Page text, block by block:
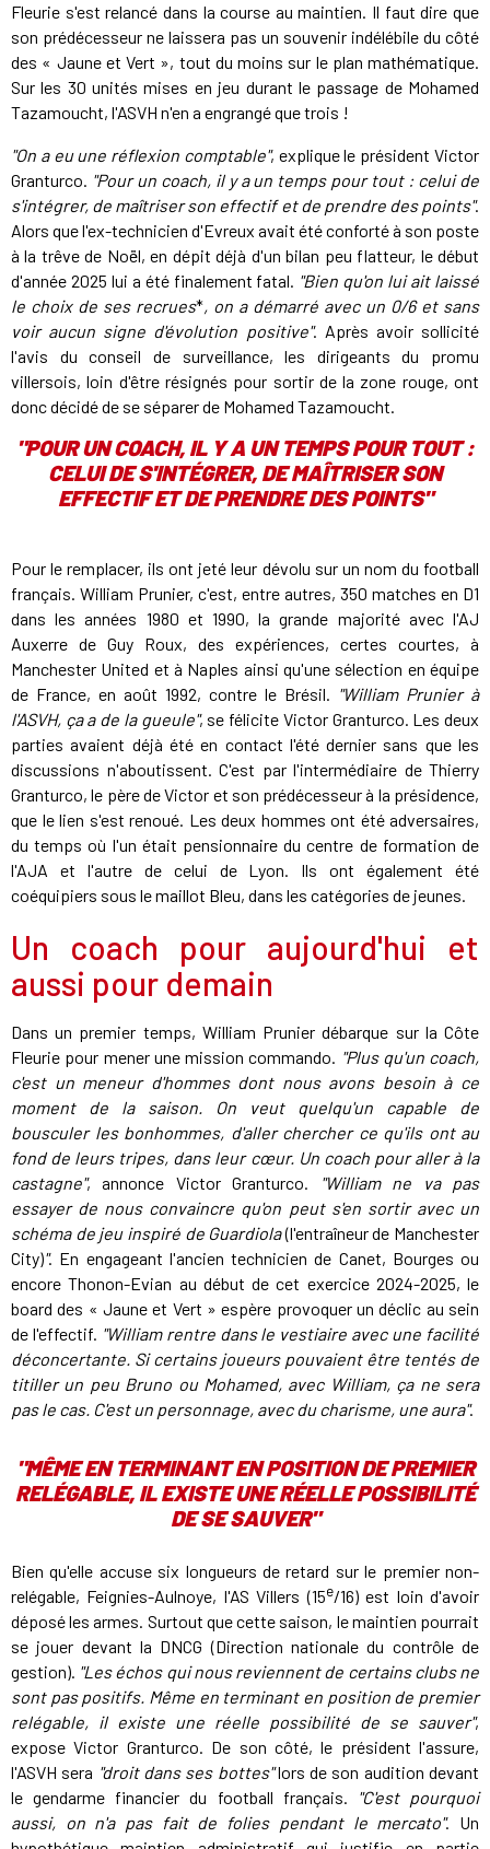
Fleurie s'est relancé dans la course au maintien. Il faut dire que
son prédécesseur ne laissera pas un souvenir indélébile du côté
des « Jaune et Vert », tout du moins sur le plan mathématique.
Sur les 30 unités mises en jeu durant le passage de Mohamed
Tazamoucht, l'ASVH n'en a engrangé que trois !
"On a eu une réflexion comptable", explique le président Victor
Granturco. "Pour un coach, il y a un temps pour tout : celui de
s'intégrer, de maîtriser son effectif et de prendre des points".
Alors que l'ex-technicien d'Evreux avait été conforté à son poste
à la trêve de Noël, en dépit déjà d'un bilan peu flatteur, le début
d'année 2025 lui a été finalement fatal. "Bien qu'on lui ait laissé
le choix de ses recrues*, on a démarré avec un 0/6 et sans
voir aucun signe d'évolution positive". Après avoir sollicité
l'avis du conseil de surveillance, les dirigeants du promu
villersois, loin d'être résignés pour sortir de la zone rouge, ont
donc décidé de se séparer de Mohamed Tazamoucht.
"POUR UN COACH, IL Y A UN TEMPS POUR TOUT :
CELUI DE S'INTÉGRER, DE MAÎTRISER SON
EFFECTIF ET DE PRENDRE DES POINTS"
Pour le remplacer, ils ont jeté leur dévolu sur un nom du football
français. William Prunier, c'est, entre autres, 350 matches en D1
dans les années 1980 et 1990, la grande majorité avec l'AJ
Auxerre de Guy Roux, des expériences, certes courtes, à
Manchester United et à Naples ainsi qu'une sélection en équipe
de France, en août 1992, contre le Brésil. "William Prunier à
l'ASVH, ça a de la gueule", se félicite Victor Granturco. Les deux
parties avaient déjà été en contact l'été dernier sans que les
discussions n'aboutissent. C'est par l'intermédiaire de Thierry
Granturco, le père de Victor et son prédécesseur à la présidence,
que le lien s'est renoué. Les deux hommes ont été adversaires,
du temps où l'un était pensionnaire du centre de formation de
l'AJA et l'autre de celui de Lyon. Ils ont également été
coéquipiers sous le maillot Bleu, dans les catégories de jeunes.
Un coach pour aujourd'hui et
aussi pour demain
Dans un premier temps, William Prunier débarque sur la Côte
Fleurie pour mener une mission commando. "Plus qu'un coach,
c'est un meneur d'hommes dont nous avons besoin à ce
moment de la saison. On veut quelqu'un capable de
bousculer les bonhommes, d'aller chercher ce qu'ils ont au
fond de leurs tripes, dans leur cœur. Un coach pour aller à la
castagne", annonce Victor Granturco.
"William ne va pas
essayer de nous convaincre qu'on peut s'en sortir avec un
schéma de jeu inspiré de Guardiola(l'entraîneur de Manchester
City)". En engageant l'ancien technicien de Canet, Bourges ou
encore Thonon-Evian au début de cet exercice 2024-2025, le
board des « Jaune et Vert » espère provoquer un déclic au sein
de l'effectif. "William rentre dans le vestiaire avec une facilité
déconcertante. Si certains joueurs pouvaient être tentés de
titiller un peu Bruno ou Mohamed, avec William, ça ne sera
pas le cas. C'est un personnage, avec du charisme, une aura".
"MÊME EN TERMINANT EN POSITION DE PREMIER
RELÉGABLE, IL EXISTE UNE RÉELLE POSSIBILITÉ
DE SE SAUVER"
Bien qu'elle accuse six longueurs de retard sur le premier non-
relégable, Feignies-Aulnoye, l'AS Villers (15e/16) est loin d'avoir
déposé les armes. Surtout que cette saison, le maintien pourrait
se jouer devant la DNCG (Direction nationale du contrôle de
gestion). "Les échos qui nous reviennent de certains clubs ne
sont pas positifs. Même en terminant en position de premier
relégable, il existe une réelle possibilité de se sauver",
expose Victor Granturco. De son côté, le président l'assure,
l'ASVH sera "droit dans ses bottes"lors de son audition devant
le gendarme financier du football français.
"C'est pourquoi
aussi, on n'a pas fait de folies pendant le mercato". Un